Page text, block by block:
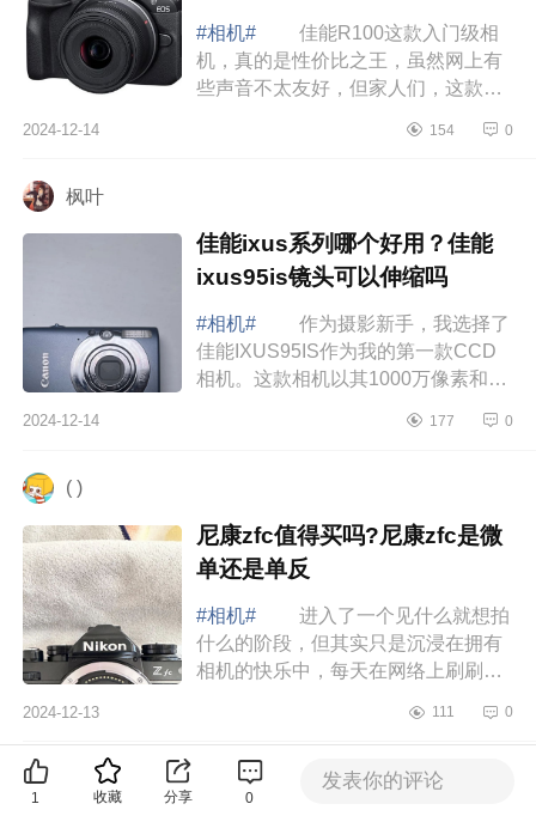
#相机#
佳能R100这款入门级相
机，真的是性价比之王，虽然网上有
些声音不太友好，但家人们，这款相
为大家介绍下佳能r100值得入手吗?佳
2024-12-14 154 0
枫叶
佳能ixus系列哪个好用？佳能
ixus95is镜头可以伸缩吗
#相机#
作为摄影新手，我选择了
佳能IXUS95IS作为我的第一款CCD
相机。这款相机以其1000万像素和合
为大家介绍下佳能ixus系列哪个好
2024-12-14 177 0
( )
尼康zfc值得买吗?尼康zfc是微
单还是单反
#相机#
进入了一个见什么就想拍
什么的阶段，但其实只是沉浸在拥有
相机的快乐中，每天在网络上刷刷构
候认为只要拍的够多就一定可以驯服
2024-12-13 111 0
♣¤皇---M¤♣
1 收藏 分享 0
发表你的评论